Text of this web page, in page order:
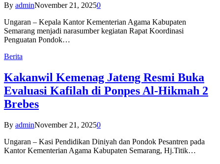
By adminNovember 21, 20250
Ungaran – Kepala Kantor Kementerian Agama Kabupaten
Semarang menjadi narasumber kegiatan Rapat Koordinasi
Penguatan Pondok…
Berita
Kakanwil Kemenag Jateng Resmi Buka
Evaluasi Kafilah di Ponpes Al-Hikmah 2
Brebes
By adminNovember 21, 20250
Ungaran – Kasi Pendidikan Diniyah dan Pondok Pesantren pada
Kantor Kementerian Agama Kabupaten Semarang, Hj.Titik…